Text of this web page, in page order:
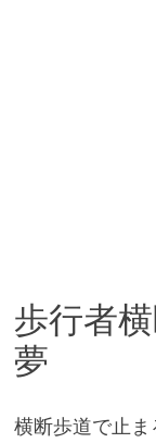
歩行者
夢
横断歩道で止